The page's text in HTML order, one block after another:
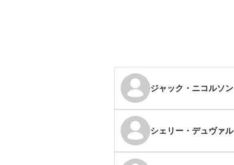
ジャック・ニコルソン
シェリー・デュヴァル